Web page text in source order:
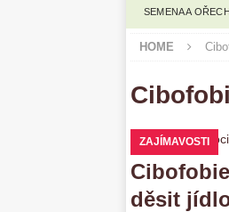
SEMENA A
HOME
ZAJÍMAVOSTI
děsit